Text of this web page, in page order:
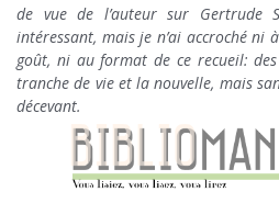
de vue de l’auteur sur Gertrude
intéressant, mais je n’ai accroché
goût, ni au format de ce recueil:
tranche de vie et la nouvelle, mais
décevant.